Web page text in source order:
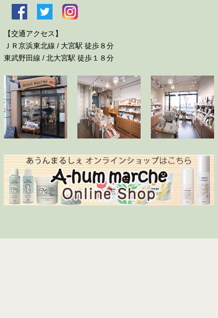
【交通アクセス】
ＪＲ京浜東北線 / 大宮駅 徒歩８分
東武野田線 / 北大宮駅 徒歩１８分